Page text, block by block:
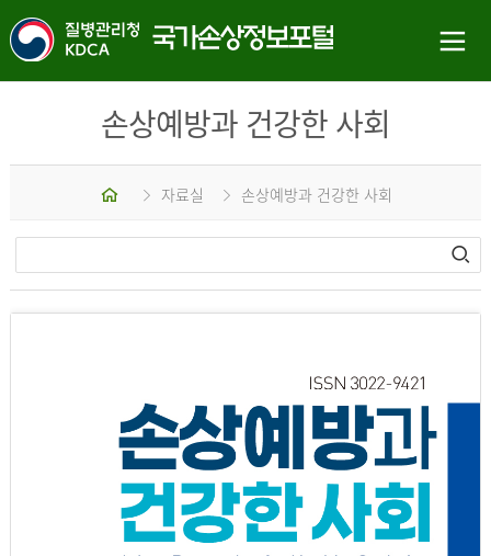
손상예방과 건강한 사회
홈 자료실 손상예방과 건강한 사회